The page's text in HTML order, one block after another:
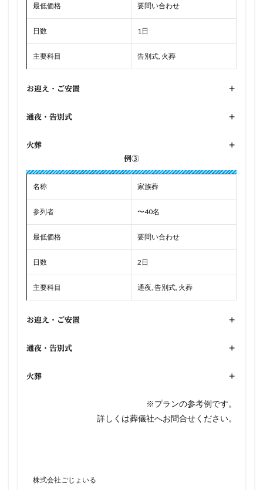
最低価格 要問い合わせ
日数 1日
主要科目 告別式, 火葬
お迎え・ご安置 +
通夜・告別式 +
火葬
+
例③
名称 家族葬
参列者 〜40名
最低価格 要問い合わせ
日数 2日
主要科目 通夜, 告別式, 火葬
お迎え・ご安置 +
通夜・告別式 +
火葬 +
※プランの参考例です。
詳しくは葬儀社へお問合せください。
株式会社ごじょいる